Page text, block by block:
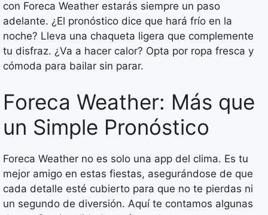
con Foreca Weather estarás siempre un paso
adelante. ¿El pronóstico dice que hará frío en la
noche? Lleva una chaqueta ligera que complemente
tu disfraz. ¿Va a hacer calor? Opta por ropa fresca y
cómoda para bailar sin parar.
Foreca Weather: Más que
un Simple Pronóstico
Foreca Weather no es solo una app del clima. Es tu
mejor amigo en estas fiestas, asegurándose de que
cada detalle esté cubierto para que no te pierdas ni
un segundo de diversión. Aquí te contamos algunas